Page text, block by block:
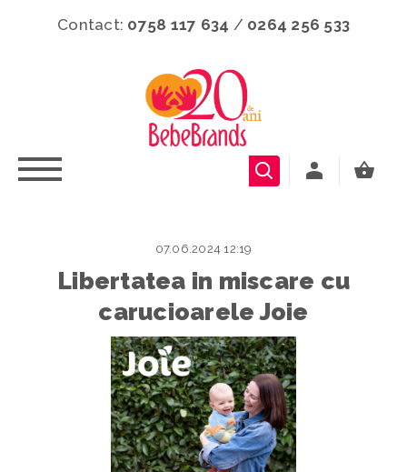
Contact: 0758 117 634 / 0264 256 533
Libertatea in miscare cu
carucioarele Joie
07.06.2024 12:19